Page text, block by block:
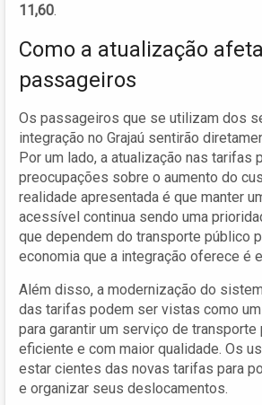
11,60.
Como a atualização
passageiros
Os passageiros que se utilizam dos
integração no Grajaú sentirão
Por um lado, a atualização nas tarifas
preocupações sobre o aumento do
realidade apresentada é que manter
acessível continua sendo uma
que dependem do transporte público
economia que a integração oferece é
Além disso, a modernização do
das tarifas podem ser vistas como
para garantir um serviço de transporte
eficiente e com maior qualidade. Os
estar cientes das novas tarifas para
e organizar seus deslocamentos.